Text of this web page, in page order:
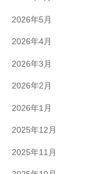
2026年5月
2026年4月
2026年3月
2026年2月
2026年1月
2025年12月
2025年11月